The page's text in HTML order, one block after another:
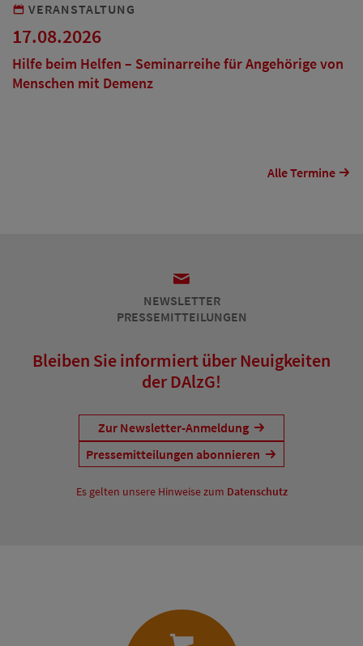
VERANSTALTUNG
17.08.2026
Hilfe beim Helfen – Seminarreihe für Angehörige von
Menschen mit Demenz
Alle Termine
NEWSLETTER
PRESSEMITTEILUNGEN
Bleiben Sie informiert über Neuigkeiten
der DAlzG!
Zur Newsletter-Anmeldung
Pressemitteilungen abonnieren
Es gelten unsere Hinweise zum Datenschutz